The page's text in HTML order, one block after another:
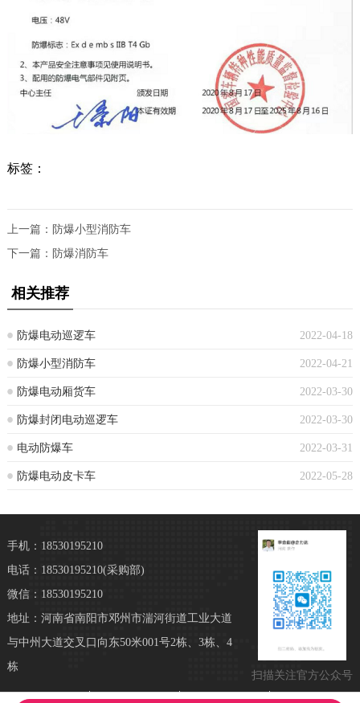
标签：
上一篇： 防爆小型消防车
下一篇： 防爆消防车
相关推荐
2022-04-18
防爆电动巡逻车
2022-04-21
防爆小型消防车
2022-03-30
防爆电动厢货车
2022-03-30
防爆封闭电动巡逻车
2022-03-31
电动防爆车
2022-05-28
防爆电动皮卡车
扫描关注官方公众号
手机：18530195210
电话：18530195210(采购部)
微信：18530195210
地址：河南省南阳市邓州市湍河街道工业大道
与中州大道交叉口向东50米001号2栋、3栋、4
栋